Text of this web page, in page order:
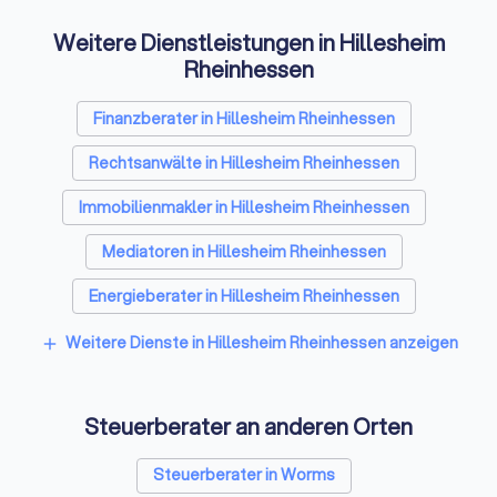
Das Erstgespräch: So bereiten Sie sich
Das erste Treffen mit einem potenziellen Steuerberater
dient dem gegenseitigen Kennenlernen. Viele Kanzleien
bieten ein kurzes, kostenloses Erstgespräch von 15-20
Minuten an. Eine umfassende Beratung ist in der Regel
kostenpflichtig, klären Sie dies vorab.
Diese Fragen sollten Sie stellen
✓
in Ihrer Kanzlei?
Weitere Dienstleistungen in Hillesheim
Rheinhessen
Finanzberater in Hillesheim Rheinhessen
Rechtsanwälte in Hillesheim Rheinhessen
Immobilienmakler in Hillesheim Rheinhessen
Mediatoren in Hillesheim Rheinhessen
Energieberater in Hillesheim Rheinhessen
add Weitere Dienste in Hillesheim Rheinhessen anzeigen
Steuerberater an anderen Orten
Steuerberater in Worms